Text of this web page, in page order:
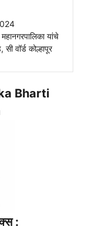
यांचे
वॉर्ड कोल्हापूर
Bharti
: